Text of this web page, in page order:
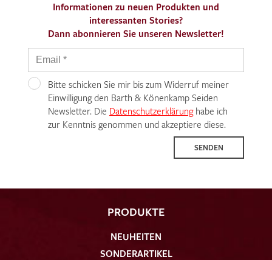
Informationen zu neuen Produkten und
interessanten Stories?
Dann abonnieren Sie unseren Newsletter!
Bitte schicken Sie mir bis zum Widerruf meiner
Einwilligung den Barth & Könenkamp Seiden
Newsletter. Die Datenschutzerklärunghabe ich
zur Kenntnis genommen und akzeptiere diese.
SENDEN
PRODUKTE
NEUHEITEN
SONDERARTIKEL